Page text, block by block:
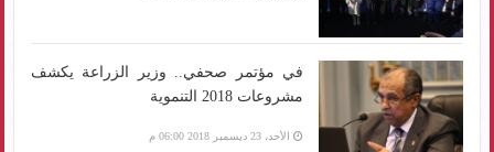
في مؤتمر صحفي.. وزير الزراعة يكشف
مشروعات 2018 التنموية
الأحد، 23 ديسمبر 2018 06:00 م